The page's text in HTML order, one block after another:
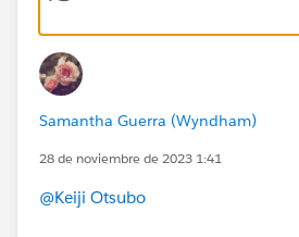
Samantha Guerra (Wyndham)
28 de noviembre de 2023 1:41
@Keiji Otsubo